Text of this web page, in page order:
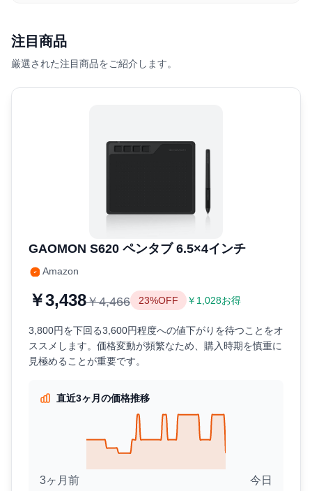
注目商品
厳選された注目商品をご紹介します。
GAOMON S620 ペンタブ 6.5×4インチ
Amazon
￥3,438￥4,466 23%OFF ￥1,028お得
3,800円を下回る3,600円程度への値下がりを待つことをオ
ススメします。価格変動が頻繁なため、購入時期を慎重に
見極めることが重要です。
直近3ヶ月の価格推移
3ヶ月前 今日